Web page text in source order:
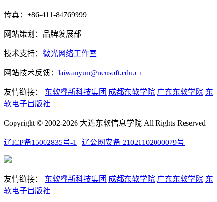
传真：+86-411-84769999
网站策划：品牌发展部
技术支持： 微光网络工作室
网站技术反馈： laiwanyun@neusoft.edu.cn
友情链接： 东软睿新科技集团 成都东软学院 广东东软学院 东
软电子出版社
Copyright © 2002-2026 大连东软信息学院 All Rights Reserved
辽ICP备15002835号-1 | 辽公网安备 21021102000079号
友情链接： 东软睿新科技集团 成都东软学院 广东东软学院 东
软电子出版社